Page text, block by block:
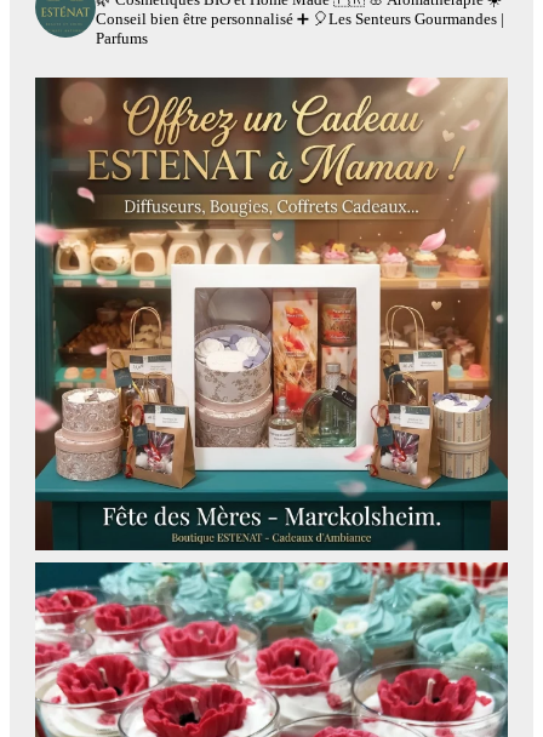
Conseil bien être personnalisé➕🎈Les Senteurs Gourmandes |
Parfums